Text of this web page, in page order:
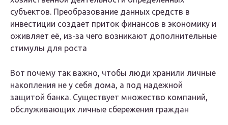
субъектов. Преобразование данных средств в
инвестиции создает приток финансов в экономику и
оживляет её, из-за чего возникают дополнительные
стимулы для роста
Вот почему так важно, чтобы люди хранили личные
накопления не у себя дома, а под надежной
защитой банка. Существует множество компаний,
обслуживающих личные сбережения граждан